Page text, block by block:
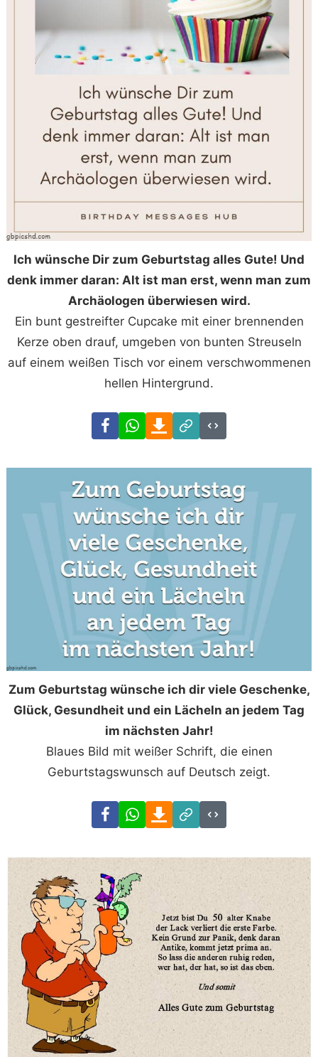
Ich wünsche Dir zum Geburtstag alles Gute! Und
denk immer daran: Alt ist man erst, wenn man zum
Archäologen überwiesen wird.
Ein bunt gestreifter Cupcake mit einer brennenden
Kerze oben drauf, umgeben von bunten Streuseln
auf einem weißen Tisch vor einem verschwommenen
hellen Hintergrund.
FacebookWhatsAppDownload
Link
Code
Zum Geburtstag wünsche ich dir viele Geschenke,
Glück, Gesundheit und ein Lächeln an jedem Tag
im nächsten Jahr!
Blaues Bild mit weißer Schrift, die einen
Geburtstagswunsch auf Deutsch zeigt.
FacebookWhatsAppDownload
Link
Code